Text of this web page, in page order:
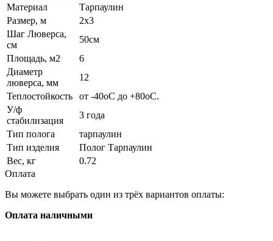
Материал
Тарпаулин
Размер, м
2x3
Шаг Люверса,
см
50см
Площадь, м2
6
Диаметр
люверса, мм
12
Теплостойкость
от -40оС до +80оС.
У/ф
стабилизация
3 года
Тип полога
тарпаулин
Тип изделия
Полог Тарпаулин
Вес, кг
0.72
Оплата
Вы можете выбрать один из трёх вариантов оплаты:
Оплата наличными